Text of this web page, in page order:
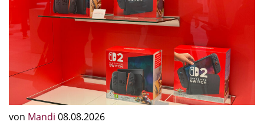
von Mandi 08.08.2026